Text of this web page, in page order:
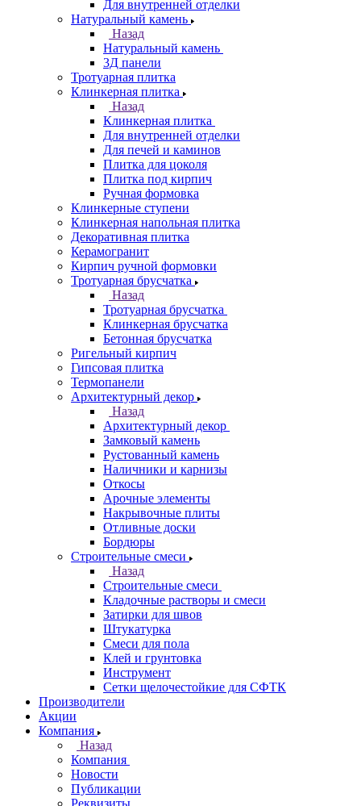
Для внутренней отделки
Натуральный камень
Назад
Натуральный камень
3Д панели
Тротуарная плитка
Клинкерная плитка
Назад
Клинкерная плитка
Для внутренней отделки
Для печей и каминов
Плитка для цоколя
Плитка под кирпич
Ручная формовка
Клинкерные ступени
Клинкерная напольная плитка
Декоративная плитка
Керамогранит
Кирпич ручной формовки
Тротуарная брусчатка
Назад
Тротуарная брусчатка
Клинкерная брусчатка
Бетонная брусчатка
Ригельный кирпич
Гипсовая плитка
Термопанели
Архитектурный декор
Назад
Архитектурный декор
Замковый камень
Рустованный камень
Наличники и карнизы
Откосы
Арочные элементы
Накрывочные плиты
Отливные доски
Бордюры
Строительные смеси
Назад
Строительные смеси
Кладочные растворы и смеси
Затирки для швов
Штукатурка
Смеси для пола
Клей и грунтовка
Инструмент
Сетки щелочестойкие для СФТК
Производители
Акции
Компания
Назад
Компания
Новости
Публикации
Реквизиты